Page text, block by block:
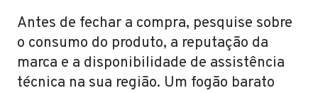
Antes de fechar a compra, pesquise sobre
o consumo do produto, a reputação da
marca e a disponibilidade de assistência
técnica na sua região. Um fogão barato